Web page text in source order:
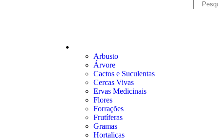
Arbusto
Árvore
Cactos e Suculentas
Cercas Vivas
Ervas Medicinais
Flores
Forrações
Frutíferas
Gramas
Hortaliças